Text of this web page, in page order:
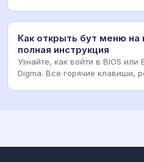
Как открыть бут меню на
полная инструкция
Узнайте, как войти в BIOS или
Digma. Все горячие клавиши,